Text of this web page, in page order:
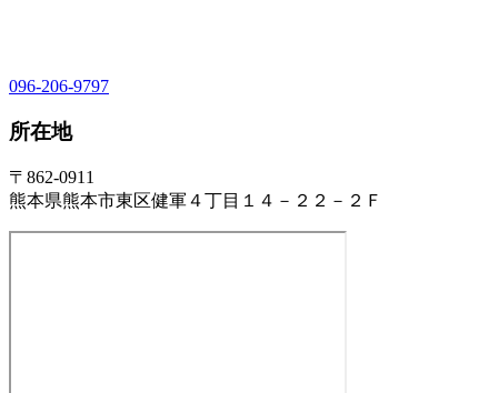
096-206-9797
所在地
〒862-0911
熊本県熊本市東区健軍４丁目１４－２２－２Ｆ